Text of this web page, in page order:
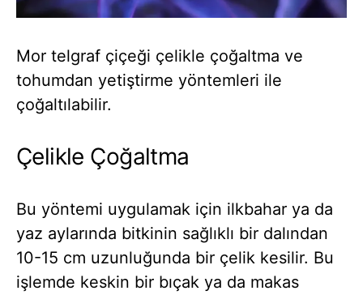
Mor telgraf çiçeği çelikle çoğaltma ve
tohumdan yetiştirme yöntemleri ile
çoğaltılabilir.
Çelikle Çoğaltma
Bu yöntemi uygulamak için ilkbahar ya da
yaz aylarında bitkinin sağlıklı bir dalından
10-15 cm uzunluğunda bir çelik kesilir. Bu
işlemde keskin bir bıçak ya da makas